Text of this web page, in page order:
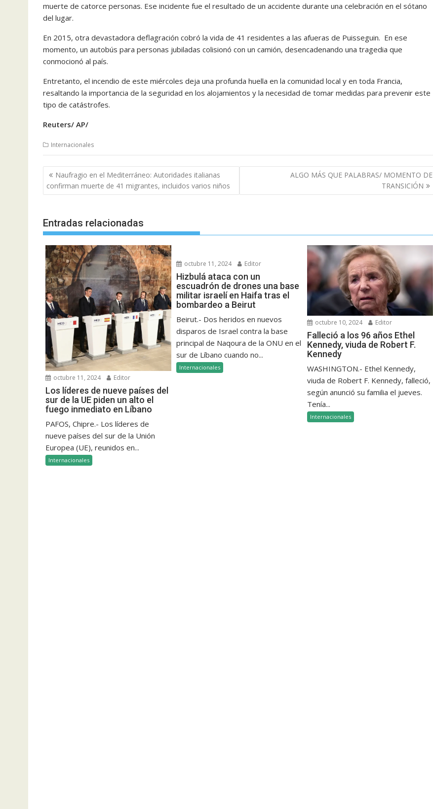
muerte de catorce personas. Ese incidente fue el resultado de un accidente durante una celebración en el sótano
del lugar.
​En 2015, otra devastadora deflagración cobró la vida de 41 residentes a las afueras de Puisseguin. En ese
momento, un autobús para personas jubiladas colisionó con un camión, desencadenando una tragedia que
conmocionó al país.
Entretanto, el incendio de este miércoles deja una profunda huella en la comunidad local y en toda Francia,
resaltando la importancia de la seguridad en los alojamientos y la necesidad de tomar medidas para prevenir este
tipo de catástrofes.
Reuters/ AP/
Internacionales
Navegación
de
entradas
Naufragio en el Mediterráneo: Autoridades italianas
confirman muerte de 41 migrantes, incluidos varios niños
ALGO MÁS QUE PALABRAS/ MOMENTO DE
TRANSICIÓN
Entradas relacionadas
octubre 11, 2024 Editor
Los líderes de nueve países del
sur de la UE piden un alto el
fuego inmediato en Líbano
PAFOS, Chipre.- Los líderes de
nueve países del sur de la Unión
Europea (UE), reunidos en...
Internacionales
octubre 11, 2024 Editor
Hizbulá ataca con un
escuadrón de drones una base
militar israelí en Haifa tras el
bombardeo a Beirut
Beirut.- Dos heridos en nuevos
disparos de Israel contra la base
principal de Naqoura de la ONU en el
sur de Líbano cuando no...
Internacionales
octubre 10, 2024 Editor
Falleció a los 96 años Ethel
Kennedy, viuda de Robert F.
Kennedy
WASHINGTON.- Ethel Kennedy,
viuda de Robert F. Kennedy, falleció,
según anunció su familia el jueves.
Tenía...
Internacionales